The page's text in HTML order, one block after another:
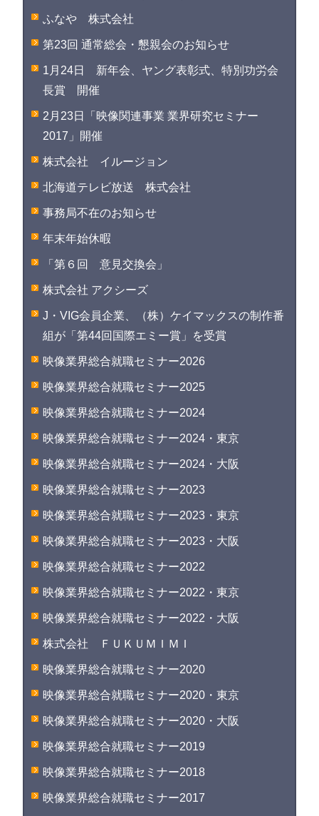
ふなや 株式会社
第23回 通常総会・懇親会のお知らせ
1月24日 新年会、ヤング表彰式、特別功労会
長賞 開催
2月23日「映像関連事業 業界研究セミナー
2017」開催
株式会社 イルージョン
北海道テレビ放送 株式会社
事務局不在のお知らせ
年末年始休暇
「第６回 意見交換会」
株式会社 アクシーズ
J・VIG会員企業、（株）ケイマックスの制作番
組が「第44回国際エミー賞」を受賞
映像業界総合就職セミナー2026
映像業界総合就職セミナー2025
映像業界総合就職セミナー2024
映像業界総合就職セミナー2024・東京
映像業界総合就職セミナー2024・大阪
映像業界総合就職セミナー2023
映像業界総合就職セミナー2023・東京
映像業界総合就職セミナー2023・大阪
映像業界総合就職セミナー2022
映像業界総合就職セミナー2022・東京
映像業界総合就職セミナー2022・大阪
株式会社 ＦＵＫＵＭＩＭＩ
映像業界総合就職セミナー2020
映像業界総合就職セミナー2020・東京
映像業界総合就職セミナー2020・大阪
映像業界総合就職セミナー2019
映像業界総合就職セミナー2018
映像業界総合就職セミナー2017